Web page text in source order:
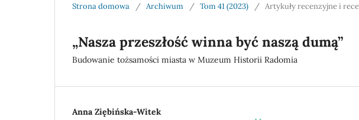
Strona domowa / Archiwum / Tom 41 (2023) / Artykuły recenzyjne i
„Nasza przeszłość winna być naszą dumą”
Budowanie tożsamości miasta w Muzeum Historii Radomia
Anna Ziębińska-Witek